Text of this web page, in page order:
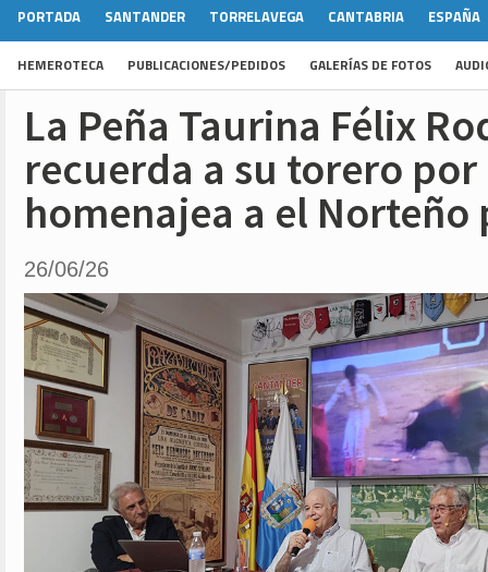
PORTADA SANTANDER TORRELAVEGA CANTABRIA ESPAÑA
HEMEROTECA PUBLICACIONES/PEDIDOS GALERÍAS DE FOTOS
La Peña Taurina Félix
recuerda a su torero
homenajea a el
26/06/26